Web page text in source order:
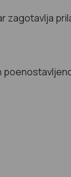
zagotavlja